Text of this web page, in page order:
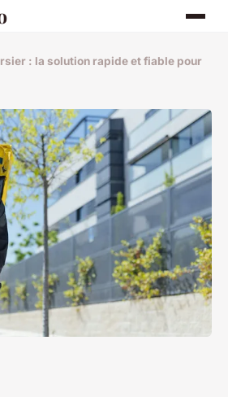
: la solution rapide et fiable pour